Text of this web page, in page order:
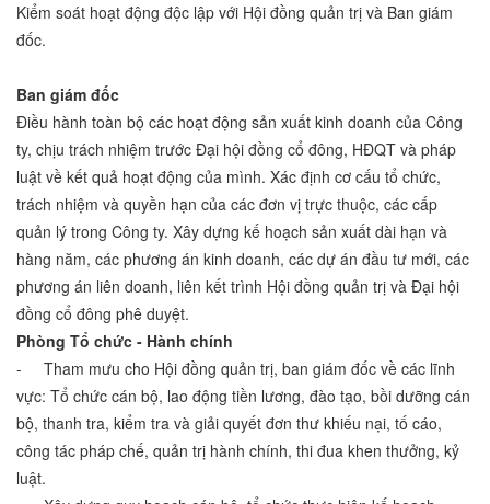
Kiểm soát hoạt động độc lập với Hội đồng quản trị và Ban giám
đốc.
Ban giám đốc
Điều hành toàn bộ các hoạt động sản xuất kinh doanh của Công
ty, chịu trách nhiệm trước Đại hội đồng cổ đông, HĐQT và pháp
luật về kết quả hoạt động của mình. Xác định cơ cấu tổ chức,
trách nhiệm và quyền hạn của các đơn vị trực thuộc, các cấp
quản lý trong Công ty. Xây dựng kế hoạch sản xuất dài hạn và
hàng năm, các phương án kinh doanh, các dự án đầu tư mới, các
phương án liên doanh, liên kết trình Hội đồng quản trị và Đại hội
đồng cổ đông phê duyệt.
Phòng Tổ chức - Hành chính
- Tham mưu cho Hội đồng quản trị, ban giám đốc về các lĩnh
vực: Tổ chức cán bộ, lao động tiền lương, đào tạo, bồi dưỡng cán
bộ, thanh tra, kiểm tra và giải quyết đơn thư khiếu nại, tố cáo,
công tác pháp chế, quản trị hành chính, thi đua khen thưởng, kỷ
luật.